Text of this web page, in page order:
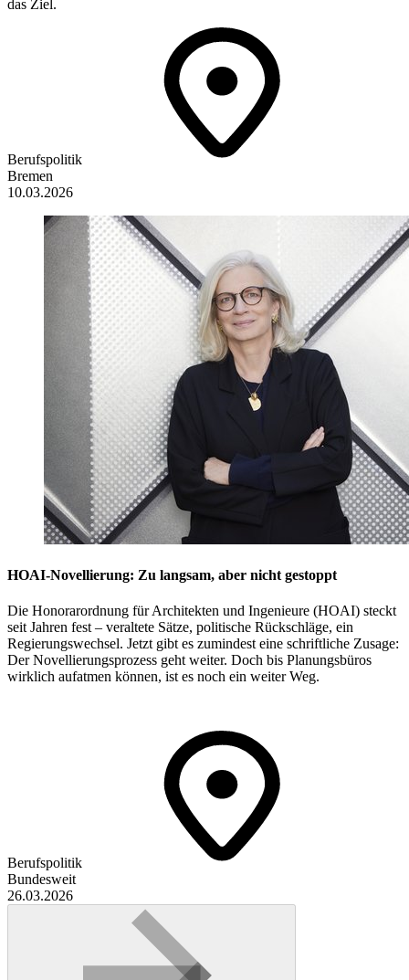
das Ziel.
Berufspolitik
Bremen
10.03.2026
HOAI-Novellierung: Zu langsam, aber nicht gestoppt
Die Honorarordnung für Architekten und Ingenieure (HOAI) steckt
seit Jahren fest – veraltete Sätze, politische Rückschläge, ein
Regierungswechsel. Jetzt gibt es zumindest eine schriftliche Zusage:
Der Novellierungsprozess geht weiter. Doch bis Planungsbüros
wirklich aufatmen können, ist es noch ein weiter Weg.
Berufspolitik
Bundesweit
26.03.2026